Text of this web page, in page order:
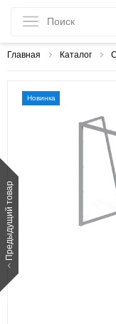
Главная Каталог
Новинка
Предыдущий товар